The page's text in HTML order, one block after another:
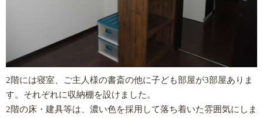
2階には寝室、ご主人様の書斎の他に子ども部屋が3部屋ありま
す。それぞれに収納棚を設けました。
2階の床・建具等は、濃い色を採用して落ち着いた雰囲気にしま